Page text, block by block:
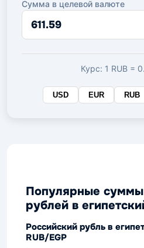
Сумма в целевой валюте
Сумма
целевой
валюте
Курс: 1 RUB =
USD EUR RUB
Популярные суммы
рублей в
Российский рубль в
RUB/EGP